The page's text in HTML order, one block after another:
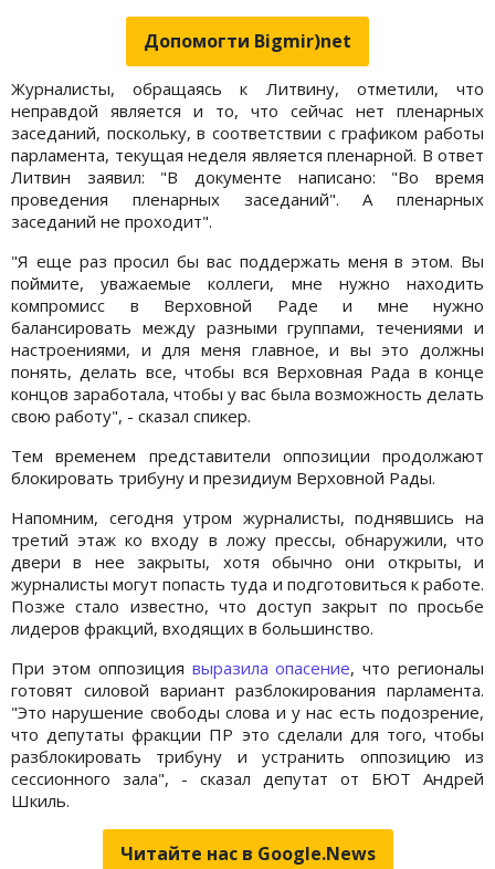
Допомогти Bigmir)net
Журналисты, обращаясь к Литвину, отметили, что
неправдой является и то, что сейчас нет пленарных
заседаний, поскольку, в соответствии с графиком работы
парламента, текущая неделя является пленарной. В ответ
Литвин заявил: "В документе написано: "Во время
проведения пленарных заседаний". А пленарных
заседаний не проходит".
"Я еще раз просил бы вас поддержать меня в этом. Вы
поймите, уважаемые коллеги, мне нужно находить
компромисс в Верховной Раде и мне нужно
балансировать между разными группами, течениями и
настроениями, и для меня главное, и вы это должны
понять, делать все, чтобы вся Верховная Рада в конце
концов заработала, чтобы у вас была возможность делать
свою работу", - сказал спикер.
Тем временем представители оппозиции продолжают
блокировать трибуну и президиум Верховной Рады.
Напомним, сегодня утром журналисты, поднявшись на
третий этаж ко входу в ложу прессы, обнаружили, что
двери в нее закрыты, хотя обычно они открыты, и
журналисты могут попасть туда и подготовиться к работе.
Позже стало известно, что доступ закрыт по просьбе
лидеров фракций, входящих в большинство.
При этом оппозиция выразила опасение, что регионалы
готовят силовой вариант разблокирования парламента.
"Это нарушение свободы слова и у нас есть подозрение,
что депутаты фракции ПР это сделали для того, чтобы
разблокировать трибуну и устранить оппозицию из
сессионного зала", - сказал депутат от БЮТ Андрей
Шкиль.
Читайте нас в Google.News